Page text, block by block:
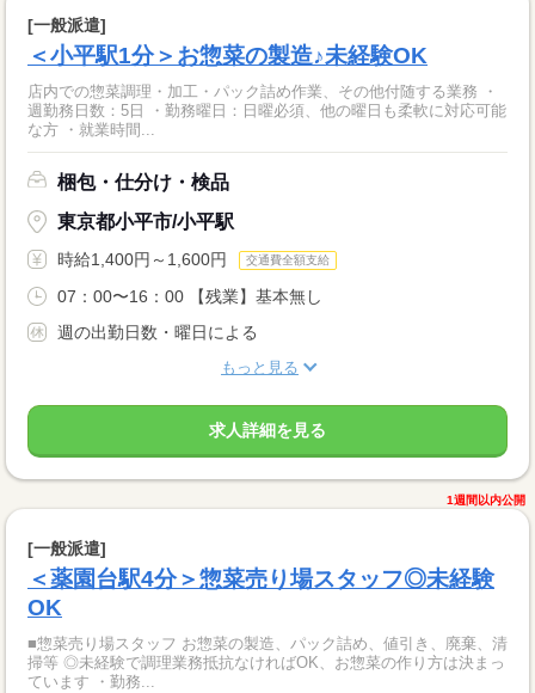
[一般派遣]
＜小平駅1分＞お惣菜の製造♪未経験OK
店内での惣菜調理・加工・パック詰め作業、その他付随する業務 ・
週勤務日数：5日 ・勤務曜日：日曜必須、他の曜日も柔軟に対応可能
な方 ・就業時間...
梱包・仕分け・検品
東京都小平市/小平駅
時給1,400円～1,600円 交通費全額支給
07：00〜16：00 【残業】基本無し
週の出勤日数・曜日による
もっと見る
求人詳細を見る
1週間以内公開
[一般派遣]
＜薬園台駅4分＞惣菜売り場スタッフ◎未経験
OK
■惣菜売り場スタッフ お惣菜の製造、パック詰め、値引き、廃棄、清
掃等 ◎未経験で調理業務抵抗なければOK、お惣菜の作り方は決まっ
ています ・勤務...